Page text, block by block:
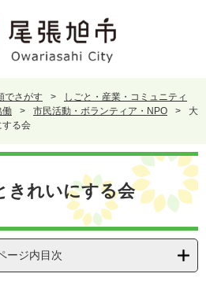
でさがす >
しごと・産業・コミュニティ
働 > 市民活動・ボランティア・NPO >
大
する会
きれいにする会
ージ内目次